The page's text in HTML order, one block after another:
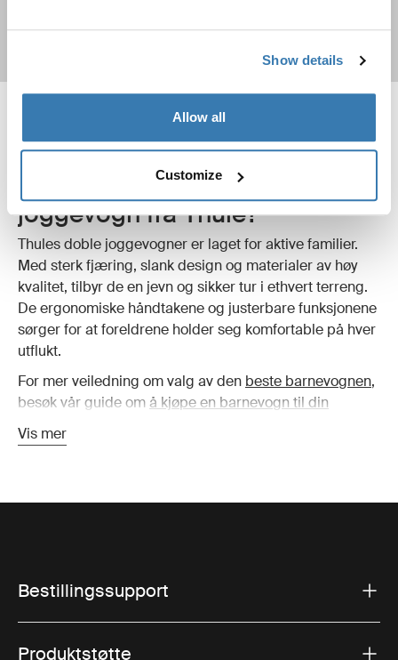
Show details
Allow all
Customize
Hvorfor velge en dobbel
joggevogn fra Thule?
Thules doble joggevogner er laget for aktive familier.
Med sterk fjæring, slank design og materialer av høy
kvalitet, tilbyr de en jevn og sikker tur i ethvert terreng.
De ergonomiske håndtakene og justerbare funksjonene
sørger for at foreldrene holder seg komfortable på hver
utflukt.
For mer veiledning om valg av den beste barnevognen,
besøk vår guide om å kjøpe en barnevogn til din
nyfødte
Thules doble joggevogner er designet for å takle alle
overflater, fra glatte fortau til røffe stier. Med store,
luftfylte dekk og avansert fjæring tilbyr disse
barnevognene god stabilitet og kontroll. Enten du
Vis mer
Bestillingssupport
Produktstøtte